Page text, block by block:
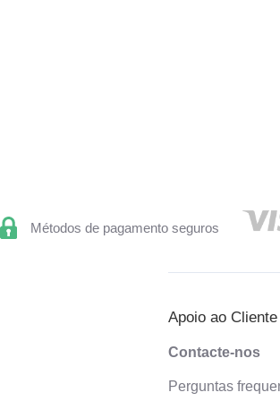
Métodos de pagamento seguros
Apoio ao Cliente
Contacte-nos
Perguntas